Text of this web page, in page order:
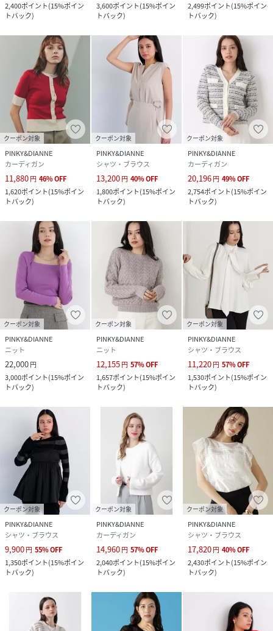
2,400ポイント(15%ポイン
トバック)
3,600ポイント(15%ポイン
トバック)
2,499ポイント(15%ポイン
トバック)
クーポン対象
PINKY&DIANNE
カーディガン
11,880円 46%OFF
1,620ポイント(15%ポイン
トバック)
クーポン対象
PINKY&DIANNE
シャツ・ブラウス
13,200円 40%OFF
1,800ポイント(15%ポイン
トバック)
クーポン対象
PINKY&DIANNE
カーディガン
20,196円 49%OFF
2,754ポイント(15%ポイン
トバック)
クーポン対象
PINKY&DIANNE
ニット
22,000円
3,000ポイント(15%ポイン
トバック)
クーポン対象
PINKY&DIANNE
ニット
12,155円 57%OFF
1,657ポイント(15%ポイン
トバック)
クーポン対象
PINKY&DIANNE
シャツ・ブラウス
11,220円 57%OFF
1,530ポイント(15%ポイン
トバック)
クーポン対象
PINKY&DIANNE
シャツ・ブラウス
9,900円 55%OFF
1,350ポイント(15%ポイン
トバック)
クーポン対象
PINKY&DIANNE
カーディガン
14,960円 57%OFF
2,040ポイント(15%ポイン
トバック)
クーポン対象
PINKY&DIANNE
シャツ・ブラウス
17,820円 40%OFF
2,430ポイント(15%ポイン
トバック)